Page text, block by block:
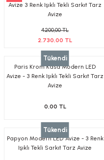
Avize 3 Renk Işıklı Tekli Sarkıt Tarz
Avize
4.200,00 TL
2.730,00 TL
Tükendi
Paris Krom Kasa Modern LED
Avize - 3 Renk Işıklı Tekli Sarkıt Tarz
Avize
0,00 TL
Tükendi
Papyon Modern LED Avize - 3 Renk
Işıklı Tekli Sarkıt Tarz Avize